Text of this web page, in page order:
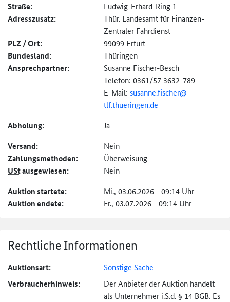
Straße: Ludwig-Erhard-Ring 1
Adresszusatz:
Thür. Landesamt für Finanzen-
Zentraler Fahrdienst
PLZ / Ort: 99099 Erfurt
Bundesland: Thüringen
Ansprechpartner:
Susanne Fischer-Besch
Telefon: 0361/57 3632-789
E-Mail: susanne.fischer@
tlf.thueringen.de
Abholung: Ja
Versand: Nein
Zahlungs­methoden: Überweisung
UStausgewiesen: Nein
Auktion startete: Mi., 03.06.2026 - 09:14 Uhr
Auktion endete: Fr., 03.07.2026 - 09:14 Uhr
Rechtliche Informationen
Auktionsart: Sonstige Sache
Verbraucher­hinweis:
Der Anbieter der Auktion handelt
als Unternehmer i.S.d. § 14 BGB. Es